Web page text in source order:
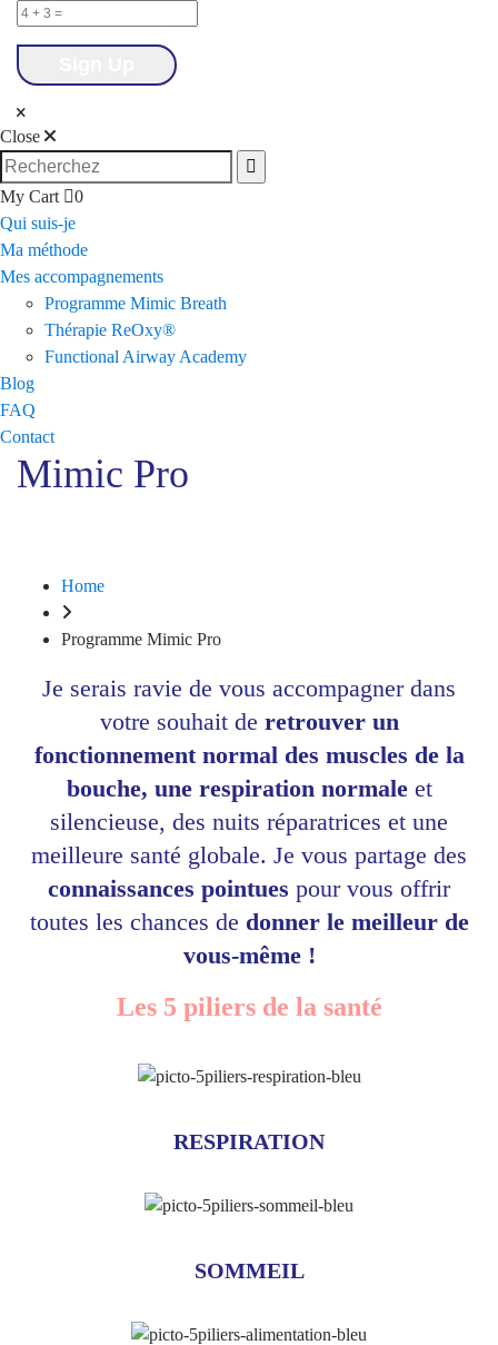
Close
My Cart
0
Qui suis-je
Ma méthode
Mes accompagnements
Programme Mimic Breath
Thérapie ReOxy®
Functional Airway Academy
Blog
FAQ
Contact
Mimic Pro
Home
Programme Mimic Pro
Je serais ravie de vous accompagner dans
votre souhait de retrouver un
fonctionnement normal des muscles de la
bouche, une respiration normaleet
silencieuse, des nuits réparatrices et une
meilleure santé globale. Je vous partage des
connaissances pointues pour vous offrir
toutes les chances de donner le meilleur de
vous-même !
Les 5 piliers de la santé
RESPIRATION
SOMMEIL